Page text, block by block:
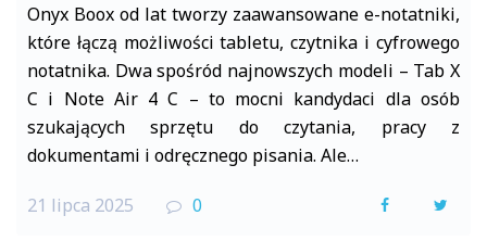
Onyx Boox od lat tworzy zaawansowane e-notatniki,
które łączą możliwości tabletu, czytnika i cyfrowego
notatnika. Dwa spośród najnowszych modeli – Tab X
C i Note Air 4 C – to mocni kandydaci dla osób
szukających sprzętu do czytania, pracy z
dokumentami i odręcznego pisania. Ale…
21 lipca 2025 0
F